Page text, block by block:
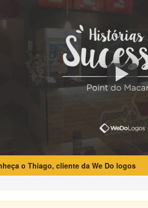
o Thiago, cliente da We Do logos